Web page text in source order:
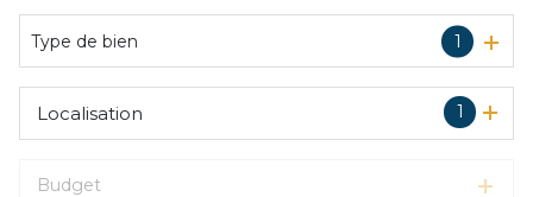
De l'immo pro
Type de bien 1
1
Localisation
Budget